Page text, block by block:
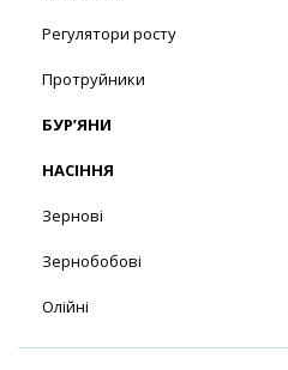
Регулятори росту
Протруйники
БУР’ЯНИ
НАСІННЯ
Зернові
Зернобобові
Олійні